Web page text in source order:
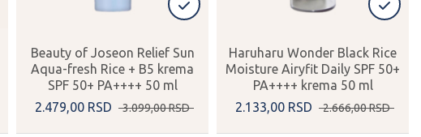
Beauty of Joseon Relief Sun
Aqua-fresh Rice + B5 krema
SPF 50+ PA++++ 50 ml
2.479,00 RSD 3.099,00RSD
Haruharu Wonder Black Rice
Moisture Airyfit Daily SPF 50+
PA++++ krema 50 ml
2.133,00 RSD 2.666,00RSD